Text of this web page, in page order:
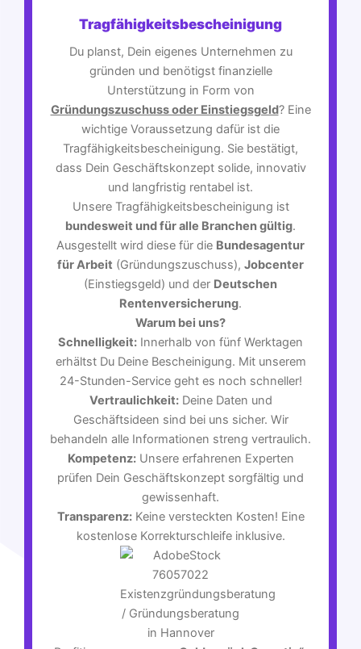
Tragfähigkeitsbescheinigung
Du planst, Dein eigenes Unternehmen zu
gründen und benötigst finanzielle
Unterstützung in Form von
Gründungszuschuss oder Einstiegsgeld? Eine
wichtige Voraussetzung dafür ist die
Tragfähigkeitsbescheinigung. Sie bestätigt,
dass Dein Geschäftskonzept solide, innovativ
und langfristig rentabel ist.
Unsere Tragfähigkeitsbescheinigung ist
bundesweit und für alle Branchen gültig.
Ausgestellt wird diese für die Bundesagentur
für Arbeit (Gründungszuschuss), Jobcenter
(Einstiegsgeld) und der Deutschen
Rentenversicherung.
Warum bei uns?
Schnelligkeit: Innerhalb von fünf Werktagen
erhältst Du Deine Bescheinigung. Mit unserem
24-Stunden-Service geht es noch schneller!
Vertraulichkeit:Deine Daten und
Geschäftsideen sind bei uns sicher. Wir
behandeln alle Informationen streng vertraulich.
Kompetenz:Unsere erfahrenen Experten
prüfen Dein Geschäftskonzept sorgfältig und
gewissenhaft.
Transparenz:Keine versteckten Kosten! Eine
kostenlose Korrekturschleife inklusive.